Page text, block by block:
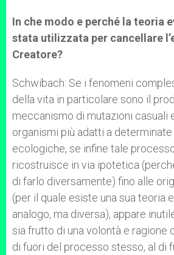
In che modo e perché la teoria
stata utilizzata per cancellare
Creatore?
Schwibach: Se i fenomeni
della vita in particolare sono il
meccanismo di mutazioni casuali
organismi più adatti a
ecologiche, se infine tale
ricostruisce in via ipotetica
di farlo diversamente) fino alle
(per il quale esiste una sua teoria
analogo, ma diversa), appare
sia frutto di una volontà e ragione
di fuori del processo stesso, al di